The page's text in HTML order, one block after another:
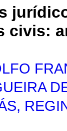
civis: